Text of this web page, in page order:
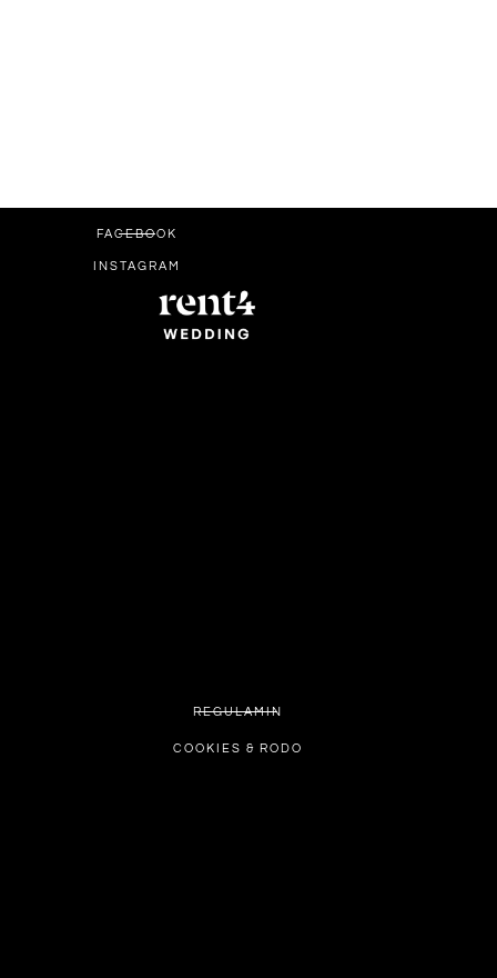
FACEBOOK
INSTAGRAM
REGULAMIN
COOKIES & RODO